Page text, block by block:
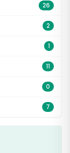
26
2
1
11
0
7